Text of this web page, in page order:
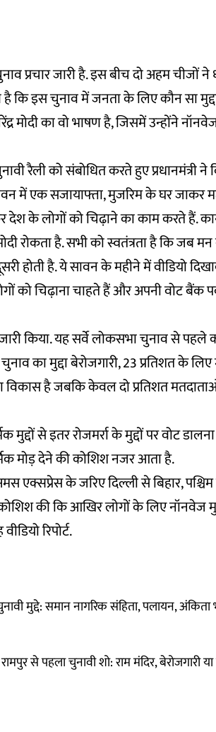
प्रचार जारी है. इस बीच दो अहम चीजों ने
कि इस चुनाव में जनता के लिए कौन सा
मोदी का वो भाषण है, जिसमें उन्होंने
रैली को संबोधित करते हुए प्रधानमंत्री ने
में एक सजायाफ्ता, मुजरिम के घर
देश के लोगों को चिढ़ाने का काम करते हैं.
रोकता है. सभी को स्वतंत्रता है कि जब
होती है. ये सावन के महीने में वीडियो
को चिढ़ाना चाहते हैं और अपनी वोट बैंक
किया. यह सर्वे लोकसभा चुनाव से
का मुद्दा बेरोजगारी, 23 प्रतिशत के
विकास है जबकि केवल दो प्रतिशत
से इतर रोजमर्रा के मुद्दों पर वोट
मोड़ देने की कोशिश नजर आता है.
एक्सप्रेस के जरिए दिल्ली से बिहार,
की कि आखिर लोगों के लिए नॉनवेज
रिपोर्ट.
मुद्दे: समान नागरिक संहिता, पलायन,
से पहला चुनावी शो: राम मंदिर, बेरोजगारी